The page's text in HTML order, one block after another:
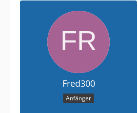
Fred300
Anfänger